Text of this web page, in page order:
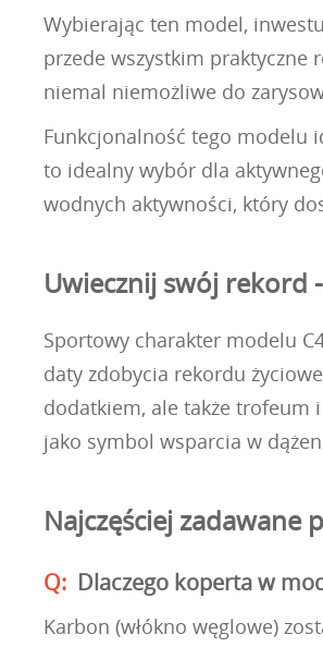
Wybierając ten model,
przede wszystkim praktyczne
niemal niemożliwe do
Funkcjonalność tego modelu
to idealny wybór dla
wodnych aktywności, który
Uwiecznij swój rekord
Sportowy charakter modelu
daty zdobycia rekordu
dodatkiem, ale także trofeum
jako symbol wsparcia w
Najczęściej zadawane
Dlaczego koperta w
Karbon (włókno węglowe)